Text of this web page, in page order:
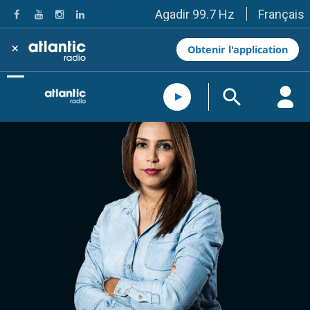
Agadir 99.7 Hz
Tanger 103.3 Hz
Tétouan 87.8 Hz
Fès 98.8 Hz
Meknès 97.2 Hz
El Jadida 97.3
Settat 104,6
Essaouira 96.6
Safi 92.3
Taza 103.0
Taounate 95.6
Tiznit 103.1
SkhourRhamna 92.2
Taroudant 104.9
Guelmim 91.9
Tan-Tan 95.2
Tafraout 104.9
Casablanca 92.5 Hz
Rabat, Salé 106.9 Hz
Marrakech 90.5 Hz
Français
× Obtenir l'application